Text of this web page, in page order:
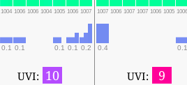
1004 1006 1006 1004 1005 1006 1007 1007 1006 1007 1007 1006 1005 1006
0.1 0.1 0.1 0.1 0.2 0.4 0.1
UVI: 10 UVI: 9